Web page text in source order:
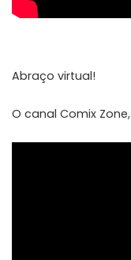
Abraço virtual!
O canal Comix